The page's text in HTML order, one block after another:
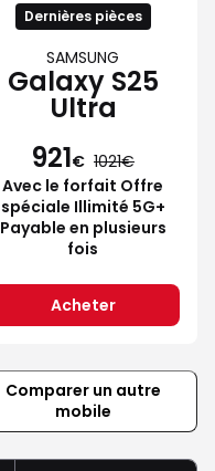
Dernières pièces
SAMSUNG
Galaxy S25
Ultra
921€ 1021
Avec le forfait Offre
spéciale Illimité 5G+
Payable en plusieurs
fois
Acheter
Comparer un autre
mobile